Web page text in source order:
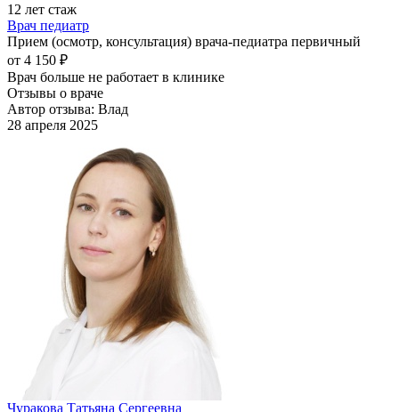
12 лет стаж
Врач педиатр
Прием (осмотр, консультация) врача-педиатра первичный
от 4 150 ₽
Врач больше не работает в клинике
Отзывы о враче
Автор отзыва: Влад
28 апреля 2025
Чуракова Татьяна Сергеевна